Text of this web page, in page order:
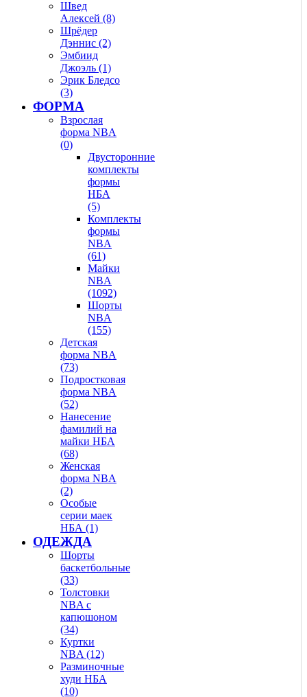
Швед
Алексей (8)
Шрёдер
Дэннис (2)
Эмбиид
Джоэль (1)
Эрик Бледсо
(3)
ФОРМА
Взрослая
форма NBA
(0)
Двусторонние
комплекты
формы
НБА
(5)
Комплекты
формы
NBA
(61)
Майки
NBA
(1092)
Шорты
NBA
(155)
Детская
форма NBA
(73)
Подростковая
форма NBA
(52)
Нанесение
фамилий на
майки НБА
(68)
Женская
форма NBA
(2)
Особые
серии маек
НБА (1)
ОДЕЖДА
Шорты
баскетбольные
(33)
Толстовки
NBA с
капюшоном
(34)
Куртки
NBA (12)
Разминочные
худи НБА
(10)